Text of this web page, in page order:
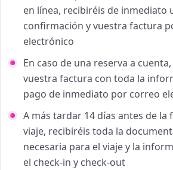
en línea, recibiréis de inmediato
confirmación y vuestra factura
electrónico
En caso de una reserva a
vuestra factura con toda la
pago de inmediato por correo
A más tardar 14 días antes de la
viaje, recibiréis toda la
necesaria para el viaje y la
el check-in y check-out